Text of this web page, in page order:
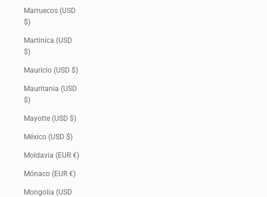
Marruecos (USD
$)
Martinica (USD
$)
Mauricio (USD $)
Mauritania (USD
$)
Mayotte (USD $)
México (USD $)
Moldavia (EUR €)
Mónaco (EUR €)
Mongolia (USD